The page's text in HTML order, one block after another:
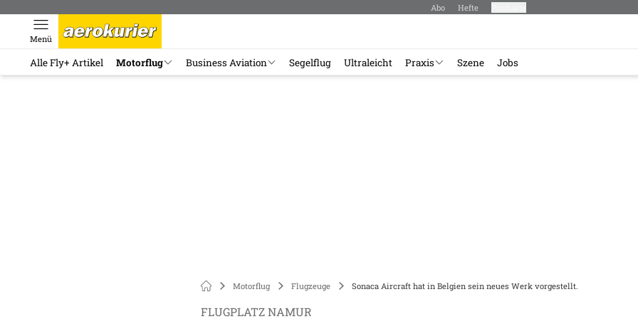
Abo Hefte
Menü
Alle Fly+ Artikel Motorflug Business Aviation Segelflug Ultraleicht Praxis Szene Jobs
Motorflug Flugzeuge Sonaca Aircraft hat in Belgien sein neues Werk vorgestellt.
FLUGPLATZ NAMUR